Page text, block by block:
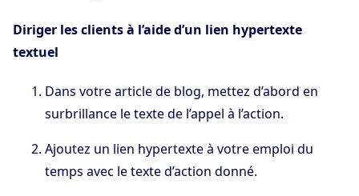
Diriger les clients à l’aide d’un lien hypertexte
textuel
Dans votre article de blog, mettez d’abord en
surbrillance le texte de l’appel à l’action.
Ajoutez un lien hypertexte à votre emploi du
temps avec le texte d’action donné.